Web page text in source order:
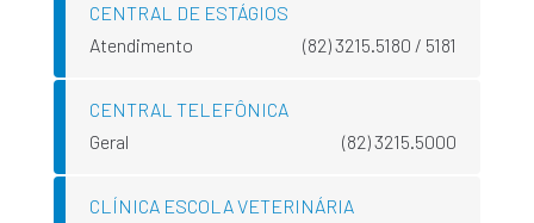
CENTRAL DE ESTÁGIOS
Atendimento
(82) 3215.5180 / 5181
CENTRAL TELEFÔNICA
Geral
(82) 3215.5000
CLÍNICA ESCOLA VETERINÁRIA